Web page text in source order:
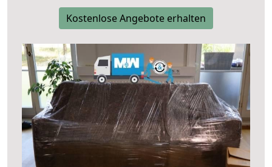
Kostenlose Angebote erhalten